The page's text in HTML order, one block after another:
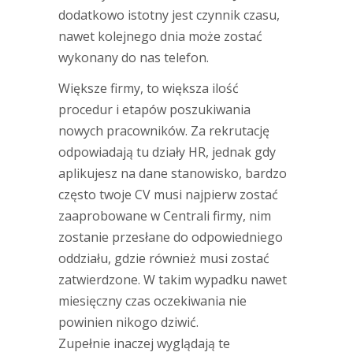
dodatkowo istotny jest czynnik czasu,
nawet kolejnego dnia może zostać
wykonany do nas telefon.
Większe firmy, to większa ilość
procedur i etapów poszukiwania
nowych pracowników. Za rekrutację
odpowiadają tu działy HR, jednak gdy
aplikujesz na dane stanowisko, bardzo
często twoje CV musi najpierw zostać
zaaprobowane w Centrali firmy, nim
zostanie przesłane do odpowiedniego
oddziału, gdzie również musi zostać
zatwierdzone. W takim wypadku nawet
miesięczny czas oczekiwania nie
powinien nikogo dziwić.
Zupełnie inaczej wyglądają te